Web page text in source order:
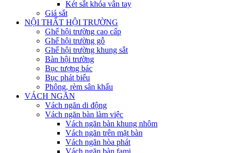
Két sắt khóa vân tay
Giá sắt
NỘI THẤT HỘI TRƯỜNG
Ghế hội trường cao cấp
Ghế hội trường gỗ
Ghế hội trường khung sắt
Bàn hội trường
Bục tượng bác
Bục phát biểu
Phông, rèm sân khấu
VÁCH NGĂN
Vách ngăn di động
Vách ngăn bàn làm việc
Vách ngăn bàn khung nhôm
Vách ngăn trên mặt bàn
Vách ngăn hòa phát